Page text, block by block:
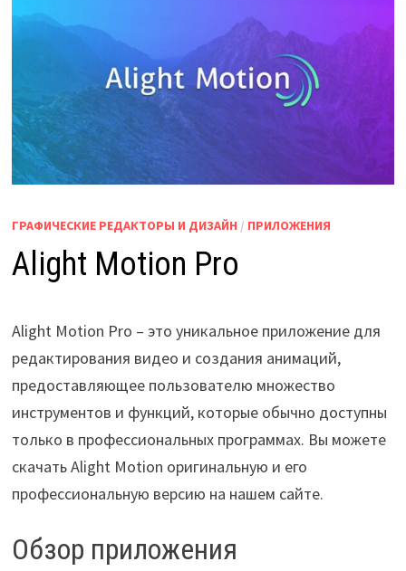
ГРАФИЧЕСКИЕ РЕДАКТОРЫ И ДИЗАЙН / ПРИЛОЖЕНИЯ
Alight Motion Pro
Alight Motion Pro – это уникальное приложение для
редактирования видео и создания анимаций,
предоставляющее пользователю множество
инструментов и функций, которые обычно доступны
только в профессиональных программах. Вы можете
скачать Alight Motion оригинальную и его
профессиональную версию на нашем сайте.
Обзор приложения